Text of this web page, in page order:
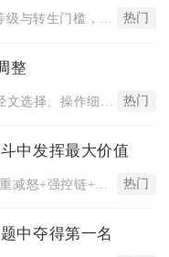
热门
整
热门
中发挥最大价值
热门
中夺得第一名